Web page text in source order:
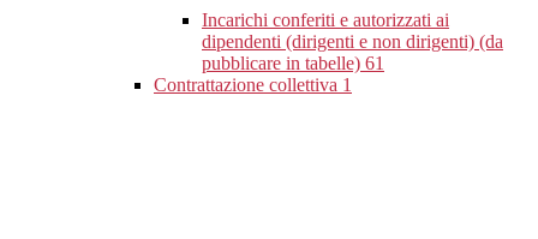
Incarichi conferiti e autorizzati ai
dipendenti (dirigenti e non dirigenti) (da
pubblicare in tabelle) 61
Contrattazione collettiva 1